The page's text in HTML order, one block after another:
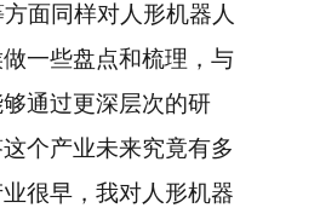
面同样对人形机器人
一些盘点和梳理，与
通过更深层次的研
个产业未来究竟有多
很早，我对人形机器